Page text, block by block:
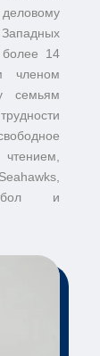
более 14
членом
семьям
и